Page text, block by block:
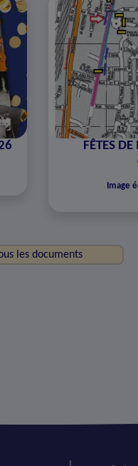
FÊTES
Image
les documents